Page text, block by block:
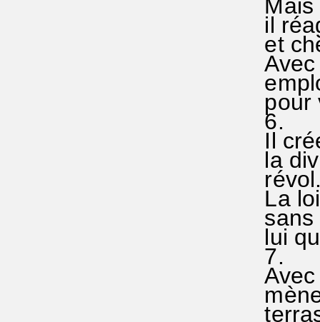
Mais
il
et
Avec
pour
6.
Il
la
La
sans
lui
7.
Avec